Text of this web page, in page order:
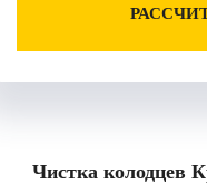
Чистка колодцев